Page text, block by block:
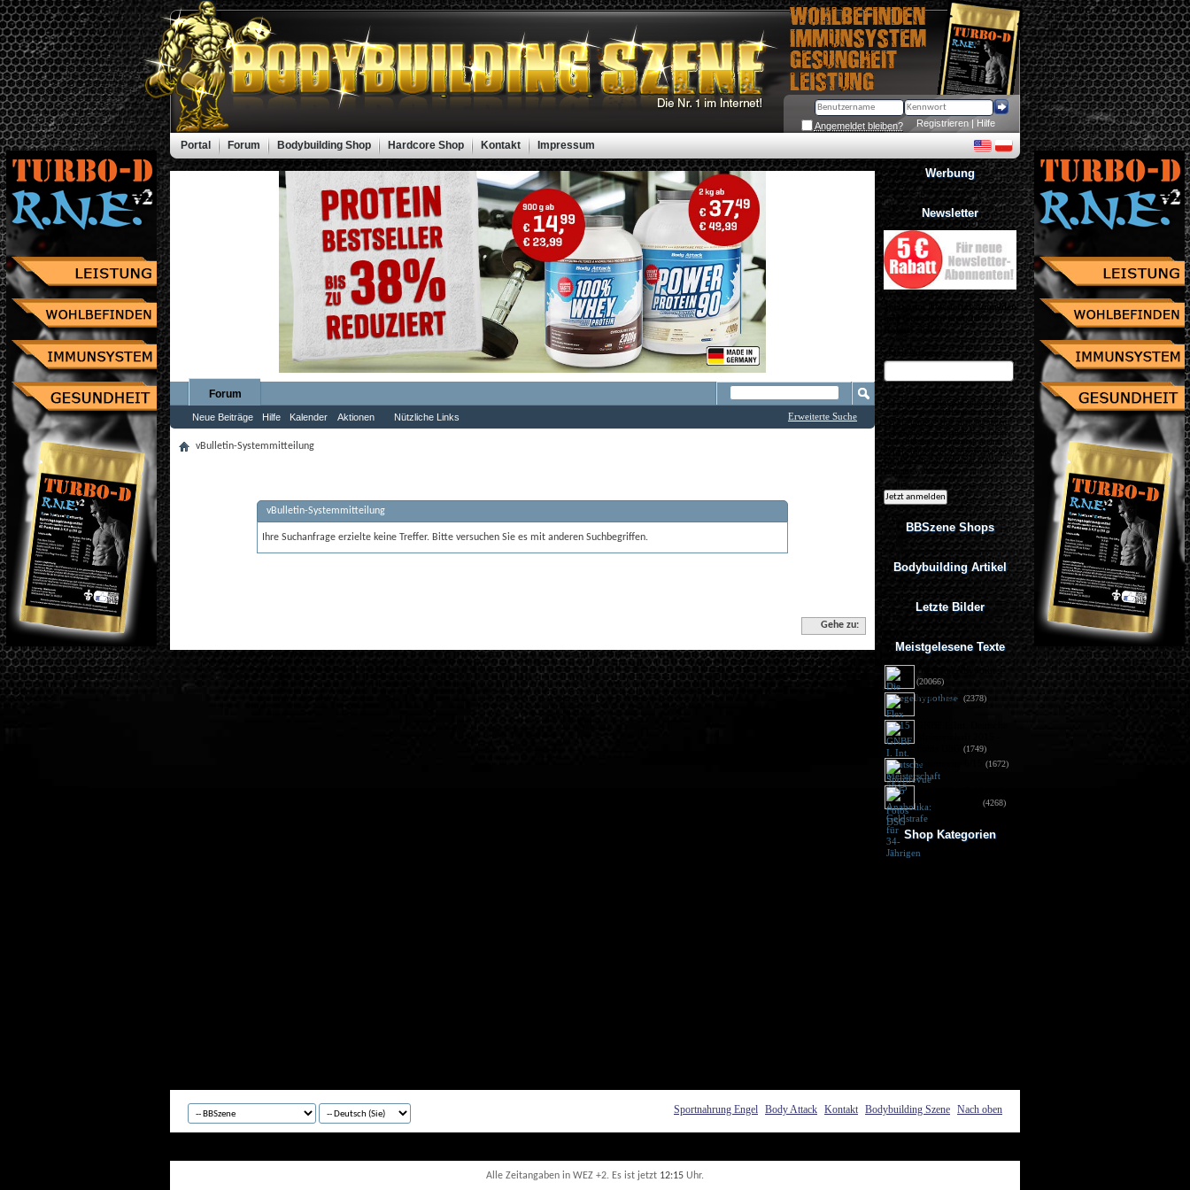
Angemeldet bleiben? Registrieren | Hilfe
Portal Forum Bodybuilding Shop Hardcore Shop Kontakt Impressum
Forum
Neue Beiträge Hilfe Kalender Aktionen Nützliche Links Erweiterte Suche
vBulletin-Systemmitteilung
vBulletin-Systemmitteilung
Ihre Suchanfrage erzielte keine Treffer. Bitte versuchen Sie es mit anderen Suchbegriffen.
Gehe zu:
Werbung
Newsletter
Jetzt zum Newsletter anmelden
und Gutschein über 10%
eMail Adresse
Ich möchte regelmäßig interessante
Angebote per eMail erhalten. Meine
eMail-Adresse wird nicht an andere
Unternehmen weitergegeben. Diese
Einwilligung zur Nutzung meiner
eMail-Adresse für Werbezwecke kann
ich jederzeit mit Wirkung für die
Zukunft widerrufen.
BBSzene Shops
Bodybuilding Artikel
Letzte Bilder
Meistgelesene Texte
Die Spiegelhypothese
(20066)
Flex 05/15 (2378)
(1749)
Sportrevue 6/15 (1672)
für 34-Jährigen
(4268)
Shop Kategorien
Frauen Fitness
Sportnahrung Engel Body Attack Kontakt Bodybuilding Szene Nach oben
Alle Zeitangaben in WEZ +2. Es ist jetzt 12:15 Uhr.